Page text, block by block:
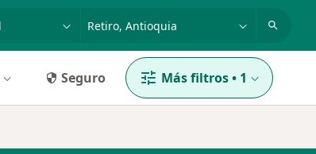
Seguro Más filtros• 1